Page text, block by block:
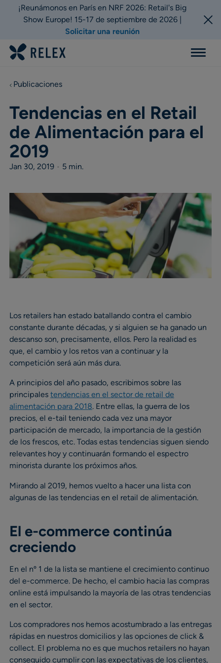
¡Reunámonos en París en NRF 2026: Retail's Big
Show Europe! 15-17 de septiembre de 2026 |
Solicitar una reunión
Menu
Publicaciones
Tendencias en el Retail
de Alimentación para el
2019
Jan 30, 2019 • 5 min.
Los retailers han estado batallando contra el cambio
constante durante décadas, y si alguien se ha ganado un
descanso son, precisamente, ellos. Pero la realidad es
que, el cambio y los retos van a continuar y la
competición será aún más dura.
A principios del año pasado, escribimos sobre las
principales tendencias en el sector de retail de
alimentación para 2018. Entre ellas, la guerra de los
precios, el e-tail teniendo cada vez una mayor
participación de mercado, la importancia de la gestión
de los frescos, etc. Todas estas tendencias siguen siendo
relevantes hoy y continuarán formando el espectro
minorista durante los próximos años.
Mirando al 2019, hemos vuelto a hacer una lista con
algunas de las tendencias en el retail de alimentación.
El e-commerce continúa
creciendo
En el nº 1 de la lista se mantiene el crecimiento continuo
del e-commerce. De hecho, el cambio hacia las compras
online está impulsando la mayoría de las otras tendencias
en el sector.
Los compradores nos hemos acostumbrado a las entregas
rápidas en nuestros domicilios y las opciones de click &
collect. El problema no es que muchos retailers no hayan
conseguido cumplir con las expectativas de los clientes,